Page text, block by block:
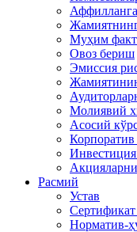
Муҳим
Овоз бериш
Эмиссия
Молиявий
Асосий
Расмий
Устав
Сертификат
Норматив-